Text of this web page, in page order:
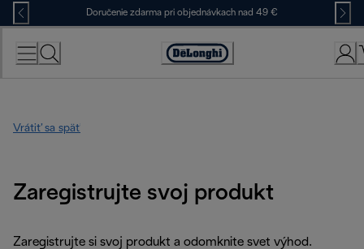
Skip
to
Content
Doručenie zdarma pri objednávkach nad 49 €
Accessibility
Vrátiť sa späť
Zaregistrujte svoj produkt
Zaregistrujte si svoj produkt a odomknite svet výhod.